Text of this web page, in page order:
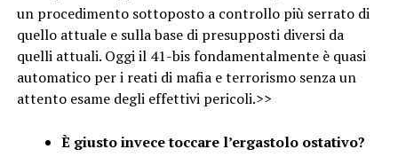
un procedimento sottoposto a controllo più serrato di
quello attuale e sulla base di presupposti diversi da
quelli attuali. Oggi il 41-bis fondamentalmente è quasi
automatico per i reati di mafia e terrorismo senza un
attento esame degli effettivi pericoli.>>
È giusto invece toccare l’ergastolo ostativo?